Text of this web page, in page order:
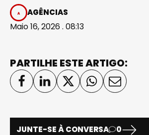
AGÊNCIAS
Maio 16, 2026 . 08:13
PARTILHE ESTE ARTIGO:
JUNTE-SE À CONVERSA 0